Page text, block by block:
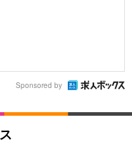
Sponsored by